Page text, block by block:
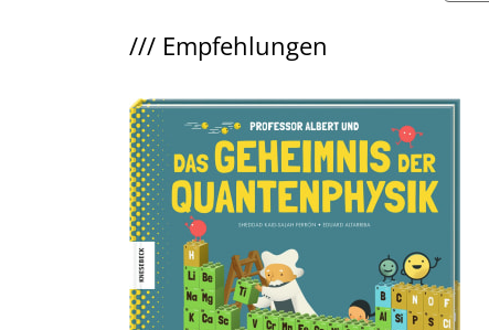
/// Empfehlungen